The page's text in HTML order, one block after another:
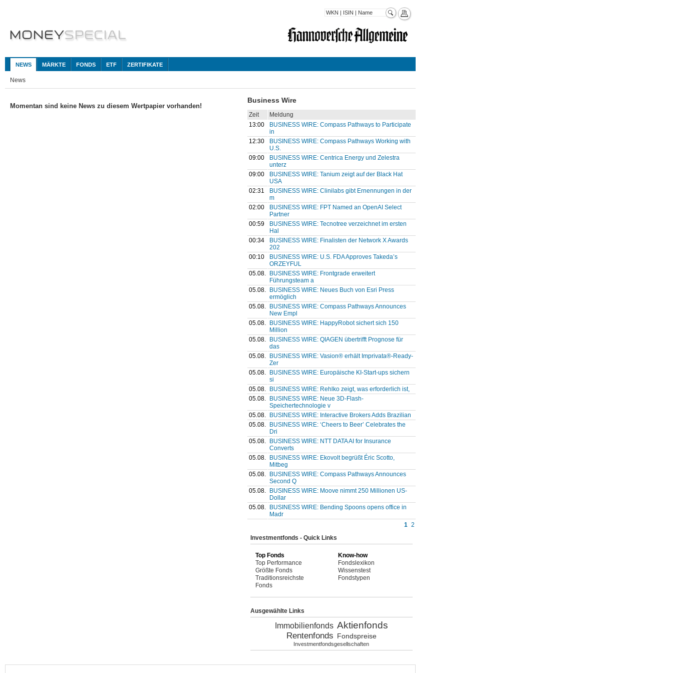
NEWS MÄRKTE FONDS ETF ZERTIFIKATE
News
Momentan sind keine News zu diesem Wertpapier vorhanden!
Business Wire
Zeit
Meldung
13:00
BUSINESS WIRE: Compass Pathways to Participate
in
12:30
BUSINESS WIRE: Compass Pathways Working with
U.S.
09:00
BUSINESS WIRE: Centrica Energy und Zelestra
unterz
09:00
BUSINESS WIRE: Tanium zeigt auf der Black Hat
USA
02:31
BUSINESS WIRE: Clinilabs gibt Ernennungen in der
m
02:00
BUSINESS WIRE: FPT Named an OpenAI Select
Partner
00:59
BUSINESS WIRE: Tecnotree verzeichnet im ersten
Hal
00:34
BUSINESS WIRE: Finalisten der Network X Awards
202
00:10
BUSINESS WIRE: U.S. FDA Approves Takeda’s
ORZEYFUL
05.08.
BUSINESS WIRE: Frontgrade erweitert
Führungsteam a
05.08.
BUSINESS WIRE: Neues Buch von Esri Press
ermöglich
05.08.
BUSINESS WIRE: Compass Pathways Announces
New Empl
05.08.
BUSINESS WIRE: HappyRobot sichert sich 150
Million
05.08.
BUSINESS WIRE: QIAGEN übertrifft Prognose für
das
05.08.
BUSINESS WIRE: Vasion® erhält Imprivata®-Ready-
Zer
05.08.
BUSINESS WIRE: Europäische KI-Start-ups sichern
si
05.08.
BUSINESS WIRE: Rehlko zeigt, was erforderlich ist,
05.08.
BUSINESS WIRE: Neue 3D-Flash-
Speichertechnologie v
05.08.
BUSINESS WIRE: Interactive Brokers Adds Brazilian
05.08.
BUSINESS WIRE: ‘Cheers to Beer’ Celebrates the
Dri
05.08.
BUSINESS WIRE: NTT DATA AI for Insurance
Converts
05.08.
BUSINESS WIRE: Ekovolt begrüßt Éric Scotto,
Mitbeg
05.08.
BUSINESS WIRE: Compass Pathways Announces
Second Q
05.08.
BUSINESS WIRE: Moove nimmt 250 Millionen US-
Dollar
05.08.
BUSINESS WIRE: Bending Spoons opens office in
Madr
1 2
Investmentfonds - Quick Links
Top Fonds
Top Performance
Größte Fonds
Traditionsreichste
Fonds
Know-how
Fondslexikon
Wissenstest
Fondstypen
Ausgewählte Links
Immobilienfonds Aktienfonds
Rentenfonds Fondspreise
Investmentfondsgesellschaften